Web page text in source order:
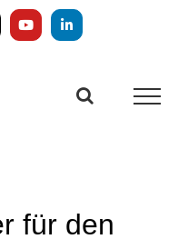
YouTubeLinkedIn
für den